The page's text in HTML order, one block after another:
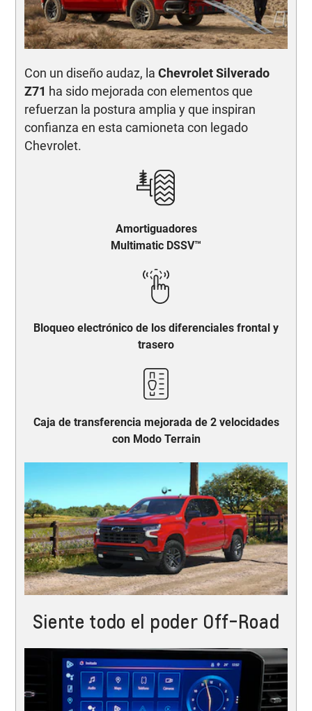
Con un diseño audaz, la Chevrolet Silverado
Z71 ha sido mejorada con elementos que
refuerzan la postura amplia y que inspiran
confianza en esta camioneta con legado
Chevrolet.
Amortiguadores
Multimatic DSSV™
Bloqueo electrónico de los diferenciales frontal y
trasero
Caja de transferencia mejorada de 2 velocidades
con Modo Terrain
Siente todo el poder Off-Road